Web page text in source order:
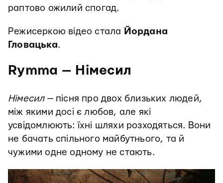
раптово ожилий спогад.
Режисеркою відео стала Йордана
Гловацька.
Rymma — Німесил
Німесил— пісня про двох близьких людей,
між якими досі є любов, але які
усвідомлюють: їхні шляхи розходяться. Вони
не бачать спільного майбутнього, та й
чужими одне одному не стають.